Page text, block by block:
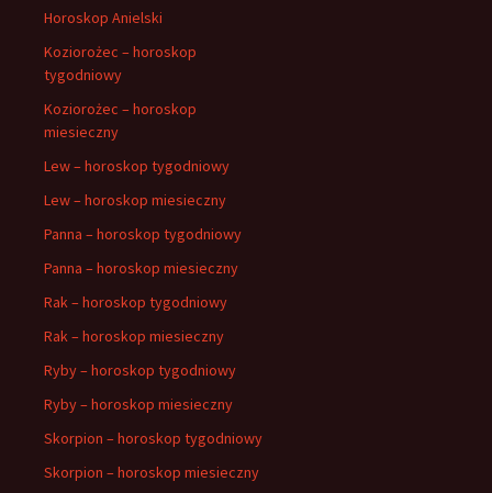
Horoskop Anielski
Koziorożec – horoskop
tygodniowy
Koziorożec – horoskop
miesieczny
Lew – horoskop tygodniowy
Lew – horoskop miesieczny
Panna – horoskop tygodniowy
Panna – horoskop miesieczny
Rak – horoskop tygodniowy
Rak – horoskop miesieczny
Ryby – horoskop tygodniowy
Ryby – horoskop miesieczny
Skorpion – horoskop tygodniowy
Skorpion – horoskop miesieczny